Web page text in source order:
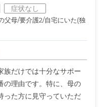
症状なし
父母/要介護2/自宅にいた(独
族だけでは十分なサポー
の理由です。特に、母の
った方に見守っていただ